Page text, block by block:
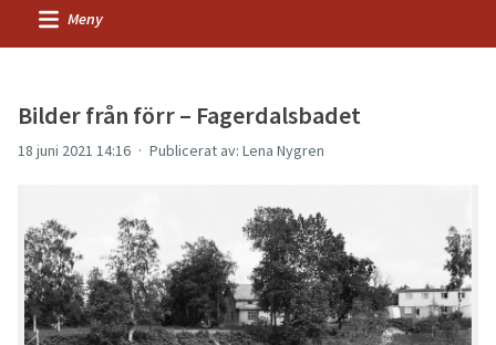
Meny
Bilder från förr – Fagerdalsbadet
18 juni 2021 14:16 Publicerat av: Lena Nygren